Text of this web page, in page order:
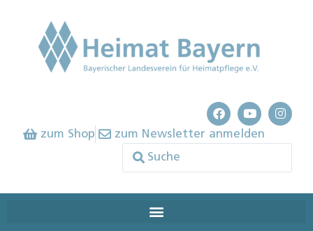
zum Shop zum Newsletter anmelden